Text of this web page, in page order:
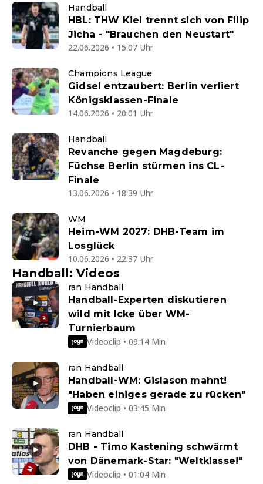
Handball
HBL: THW Kiel trennt sich von Filip
Jicha - "Brauchen den Neustart"
22.06.2026 • 15:07 Uhr
Champions League
Gidsel entzaubert: Berlin verliert
Königsklassen-Finale
14.06.2026 • 20:01 Uhr
Handball
Revanche gegen Magdeburg:
Füchse Berlin stürmen ins CL-
Finale
13.06.2026 • 18:39 Uhr
WM
Heim-WM 2027: DHB-Team im
Losglück
10.06.2026 • 22:37 Uhr
Handball: Videos
ran Handball
Handball-Experten diskutieren
wild mit Icke über WM-
Turnierbaum
Videoclip • 09:14 Min
ran Handball
Handball-WM: Gislason mahnt!
"Haben einiges gerade zu rücken"
Videoclip • 03:45 Min
ran Handball
DHB - Timo Kastening schwärmt
von Dänemark-Star: "Weltklasse!"
Videoclip • 01:04 Min